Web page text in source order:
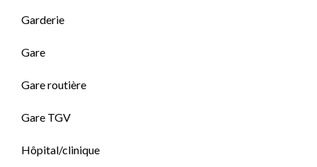
Garderie
Gare
Gare routière
Gare TGV
Hôpital/clinique